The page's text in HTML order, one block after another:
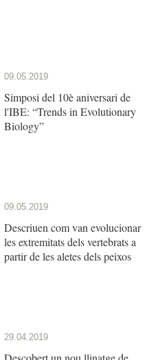
09.05.2019
Simposi del 10è aniversari de
l'IBE: “Trends in Evolutionary
Biology”
09.05.2019
Descriuen com van evolucionar
les extremitats dels vertebrats a
partir de les aletes dels peixos
29.04.2019